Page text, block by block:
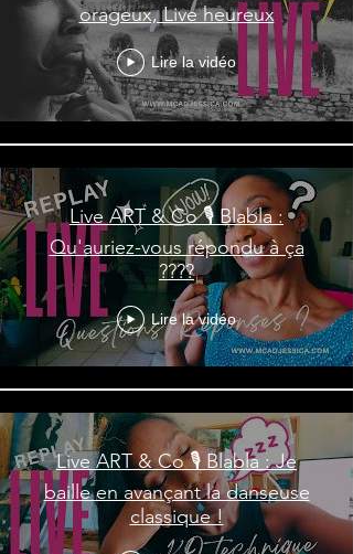
orageux, Live heureux
Lire la vidéo
Live ART & Co 🎙️ Blabla :
Qu'auriez-vous répondu à ça
????
Lire la vidéo
Live ART & Co 🎙️ Blabla : Je
baille en avançant la danseuse
classique !